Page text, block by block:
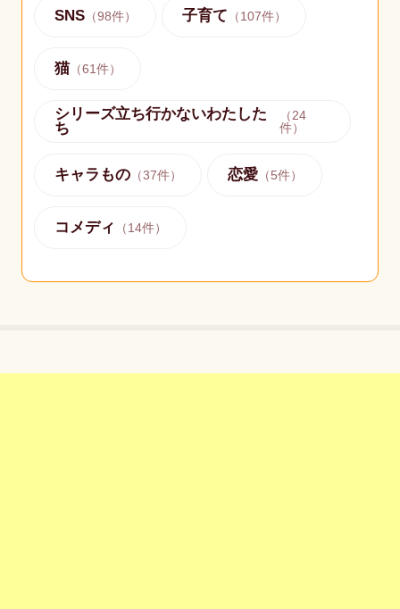
SNS（98件） 子育て （107件）
猫（61件）
シリーズ立ち行かないわたした
ち
（24
件）
キャラもの（37件） 恋愛（5件）
コメディ （14件）